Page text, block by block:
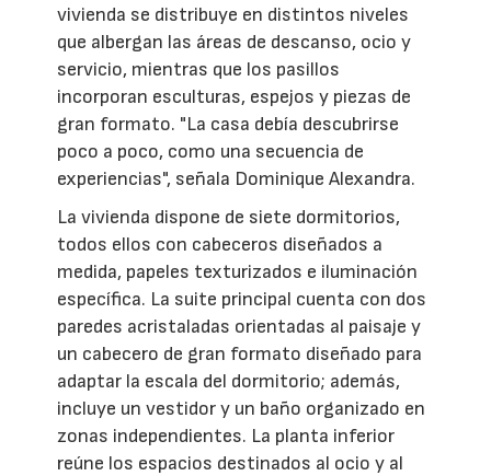
vivienda se distribuye en distintos niveles
que albergan las áreas de descanso, ocio y
servicio, mientras que los pasillos
incorporan esculturas, espejos y piezas de
gran formato. "La casa debía descubrirse
poco a poco, como una secuencia de
experiencias", señala Dominique Alexandra.
La vivienda dispone de siete dormitorios,
todos ellos con cabeceros diseñados a
medida, papeles texturizados e iluminación
específica. La suite principal cuenta con dos
paredes acristaladas orientadas al paisaje y
un cabecero de gran formato diseñado para
adaptar la escala del dormitorio; además,
incluye un vestidor y un baño organizado en
zonas independientes. La planta inferior
reúne los espacios destinados al ocio y al